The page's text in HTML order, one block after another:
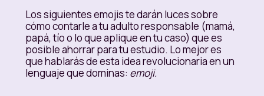
Los siguientes emojis te darán luces sobre
cómo contarle a tu adulto responsable (mamá,
papá, tío o lo que aplique en tu caso) que es
posible ahorrar para tu estudio. Lo mejor es
que hablarás de esta idea revolucionaria en un
lenguaje que dominas: emoji.